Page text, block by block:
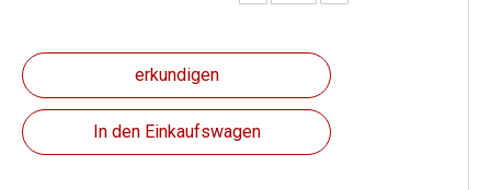
erkundigen
In den Einkaufswagen